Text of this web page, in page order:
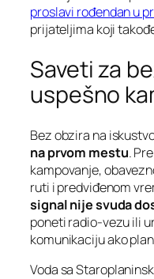
proslavi rođendan u
prijateljima koji
Saveti za
uspešno
Bez obzira na
na prvom mestu.
kampovanje,
ruti i predviđenom
signal nije svuda
poneti radio-vezu ili
komunikaciju ako
Voda sa